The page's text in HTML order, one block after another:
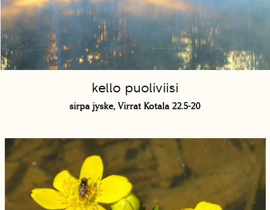
kello puoliviisi
sirpa jyske, Virrat Kotala 22.5-20